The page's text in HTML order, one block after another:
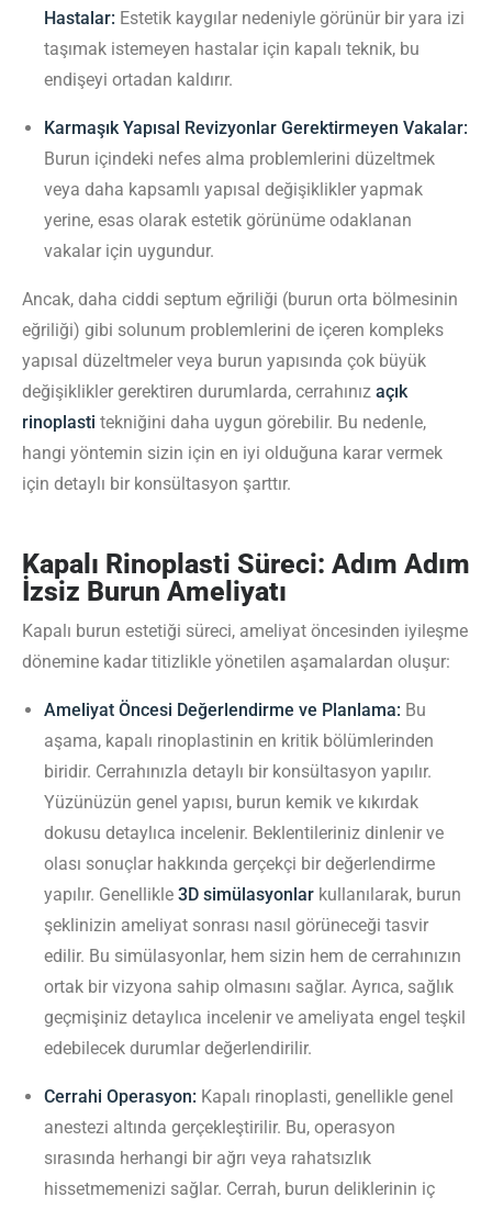
Hastalar: Estetik kaygılar nedeniyle görünür bir yara izi
taşımak istemeyen hastalar için kapalı teknik, bu
endişeyi ortadan kaldırır.
Karmaşık Yapısal Revizyonlar Gerektirmeyen Vakalar:
Burun içindeki nefes alma problemlerini düzeltmek
veya daha kapsamlı yapısal değişiklikler yapmak
yerine, esas olarak estetik görünüme odaklanan
vakalar için uygundur.
Ancak, daha ciddi septum eğriliği (burun orta bölmesinin
eğriliği) gibi solunum problemlerini de içeren kompleks
yapısal düzeltmeler veya burun yapısında çok büyük
değişiklikler gerektiren durumlarda, cerrahınız açık
rinoplasti tekniğini daha uygun görebilir. Bu nedenle,
hangi yöntemin sizin için en iyi olduğuna karar vermek
için detaylı bir konsültasyon şarttır.
Kapalı Rinoplasti Süreci: Adım Adım
İzsiz Burun Ameliyatı
Kapalı burun estetiği süreci, ameliyat öncesinden iyileşme
dönemine kadar titizlikle yönetilen aşamalardan oluşur:
Ameliyat Öncesi Değerlendirme ve Planlama: Bu
aşama, kapalı rinoplastinin en kritik bölümlerinden
biridir. Cerrahınızla detaylı bir konsültasyon yapılır.
Yüzünüzün genel yapısı, burun kemik ve kıkırdak
dokusu detaylıca incelenir. Beklentileriniz dinlenir ve
olası sonuçlar hakkında gerçekçi bir değerlendirme
yapılır. Genellikle 3D simülasyonlar kullanılarak, burun
şeklinizin ameliyat sonrası nasıl görüneceği tasvir
edilir. Bu simülasyonlar, hem sizin hem de cerrahınızın
ortak bir vizyona sahip olmasını sağlar. Ayrıca, sağlık
geçmişiniz detaylıca incelenir ve ameliyata engel teşkil
edebilecek durumlar değerlendirilir.
Cerrahi Operasyon: Kapalı rinoplasti, genellikle genel
anestezi altında gerçekleştirilir. Bu, operasyon
sırasında herhangi bir ağrı veya rahatsızlık
hissetmemenizi sağlar. Cerrah, burun deliklerinin iç